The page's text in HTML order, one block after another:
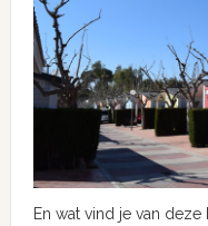
En wat vind je van